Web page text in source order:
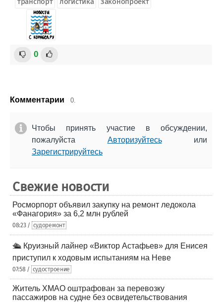
0
Комментарии 0.
Чтобы принять участие в обсуждении,
пожалуйста Авторизуйтесьили
Зарегистрируйтесь
Свежие новости
Росморпорт объявил закупку на ремонт ледокола
«Фанагория» за 6,2 млн рублей
08:23 / судоремонт
🛳️ Круизный лайнер «Виктор Астафьев» для Енисея
приступил к ходовым испытаниям на Неве
07:58 / судостроение
Житель ХМАО оштрафован за перевозку
пассажиров на судне без освидетельствования